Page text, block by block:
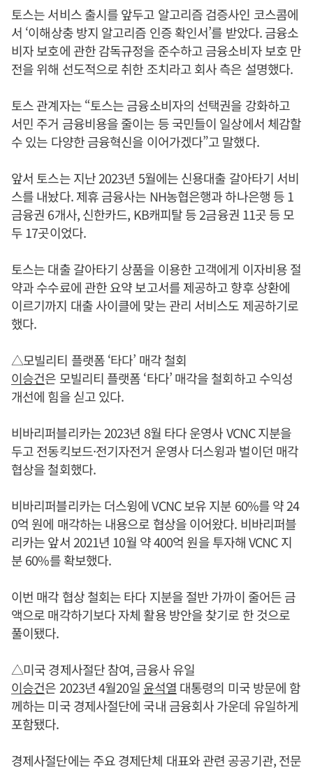
토스는 서비스 출시를 앞두고 알고리즘 검증사인 코스콤에
서 ‘이해상충 방지 알고리즘 인증 확인서’를 받았다. 금융소
비자 보호에 관한 감독규정을 준수하고 금융소비자 보호 만
전을 위해 선도적으로 취한 조치라고 회사 측은 설명했다.
토스 관계자는 “토스는 금융소비자의 선택권을 강화하고
서민 주거 금융비용을 줄이는 등 국민들이 일상에서 체감할
수 있는 다양한 금융혁신을 이어가겠다”고 말했다.
앞서 토스는 지난 2023년 5월에는 신용대출 갈아타기 서비
스를 내놨다. 제휴 금융사는 NH농협은행과 하나은행 등 1
금융권 6개사, 신한카드, KB캐피탈 등 2금융권 11곳 등 모
두 17곳이었다.
토스는 대출 갈아타기 상품을 이용한 고객에게 이자비용 절
약과 수수료에 관한 요약 보고서를 제공하고 향후 상환에
이르기까지 대출 사이클에 맞는 관리 서비스도 제공하기로
했다.
△모빌리티 플랫폼 ‘타다’ 매각 철회
이승건은 모빌리티 플랫폼 ‘타다’ 매각을 철회하고 수익성
개선에 힘을 싣고 있다.
비바리퍼블리카는 2023년 8월 타다 운영사 VCNC 지분을
두고 전동킥보드·전기자전거 운영사 더스윙과 벌이던 매각
협상을 철회했다.
비바리퍼블리카는 더스윙에 VCNC 보유 지분 60%를 약 24
0억 원에 매각하는 내용으로 협상을 이어왔다. 비바리퍼블
리카는 앞서 2021년 10월 약 400억 원을 투자해 VCNC 지
분 60%를 확보했다.
이번 매각 협상 철회는 타다 지분을 절반 가까이 줄어든 금
액으로 매각하기보다 자체 활용 방안을 찾기로 한 것으로
풀이됐다.
△미국 경제사절단 참여, 금융사 유일
이승건은 2023년 4월20일 윤석열 대통령의 미국 방문에 함
께하는 미국 경제사절단에 국내 금융회사 가운데 유일하게
포함됐다.
경제사절단에는 주요 경제단체 대표와 관련 공공기관, 전문